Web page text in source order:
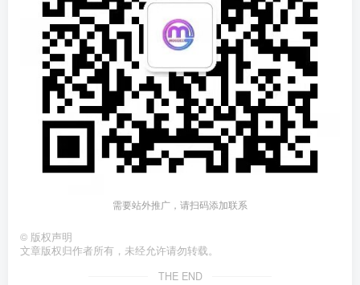
需要站外推广，请扫码添加联系
© 版权声明
文章版权归作者所有，未经允许请勿转载。
THE END